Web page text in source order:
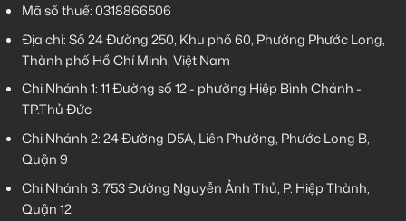
Mã số thuế: 0318866506
Địa chỉ: Số 24 Đường 250, Khu phố 60, Phường Phước Long,
Thành phố Hồ Chí Minh, Việt Nam
Chi Nhánh 1:11 Đường số 12 - phường Hiệp Bình Chánh -
TP.Thủ Đức
Chi Nhánh 2:24 Đường D5A, Liên Phường, Phước Long B,
Quận 9
Chi Nhánh 3:753 Đường Nguyễn Ảnh Thủ, P. Hiệp Thành,
Quận 12